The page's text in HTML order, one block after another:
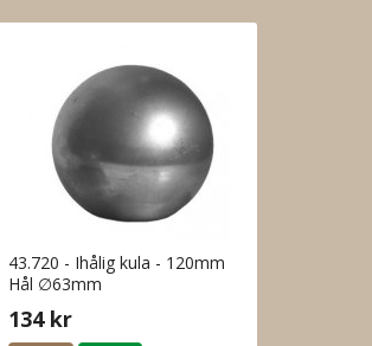
43.720 - Ihålig kula - 120mm
Hål ∅63mm
134 kr